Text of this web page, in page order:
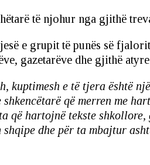
të njohur nga gjithë
e grupit të punës së
gazetarëve dhe gjithë
e të tjera është
që merren me
që hartojnë tekste
dhe për ta mbajtur